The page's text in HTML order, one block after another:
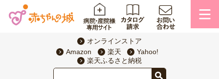
オンラインストア
Amazon
楽天
Yahoo!
楽天ふるさと納税